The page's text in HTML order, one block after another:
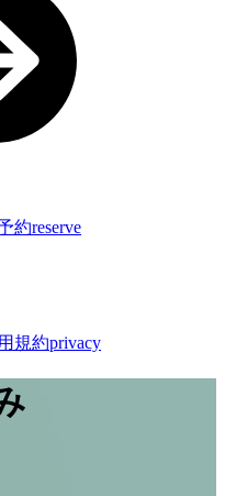
約reserve
規約privacy